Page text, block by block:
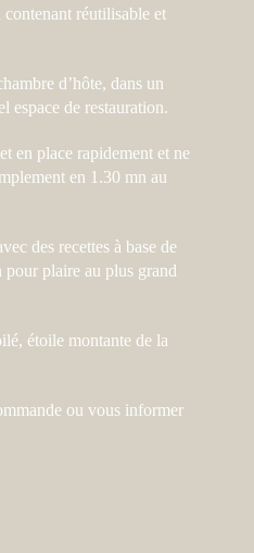
contenant réutilisable et
d’hôte, dans un
espace de restauration.
en place rapidement et ne
en 1.30 mn au
des recettes à base de
pour plaire au plus grand
étoile montante de la
ou vous informer